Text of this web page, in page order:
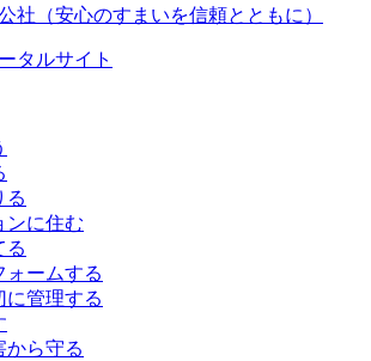
る
ンに住む
る
ォームする
に管理する
から守る